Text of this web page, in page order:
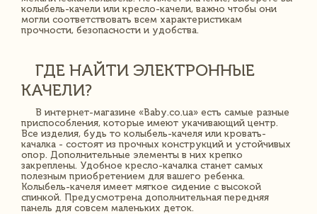
колыбель-качели или кресло-качели, важно чтобы они
могли соответствовать всем характеристикам
прочности, безопасности и удобства.
ГДЕ НАЙТИ ЭЛЕКТРОННЫЕ
КАЧЕЛИ?
В интернет-магазине «Baby.co.ua» есть самые разные
приспособления, которые имеют укачивающий центр.
Все изделия, будь то колыбель-качеля или кровать-
качалка - состоят из прочных конструкций и устойчивых
опор. Дополнительные элементы в них крепко
закреплены. Удобное кресло-качалка станет самых
полезным приобретением для вашего ребенка.
Колыбель-качеля имеет мягкое сидение с высокой
спинкой. Предусмотрена дополнительная передняя
панель для совсем маленьких деток.